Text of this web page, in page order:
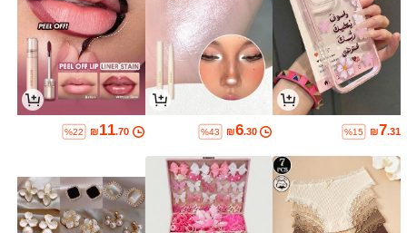
₪7.31
%15
₪6.30
%43
₪11.70
%22